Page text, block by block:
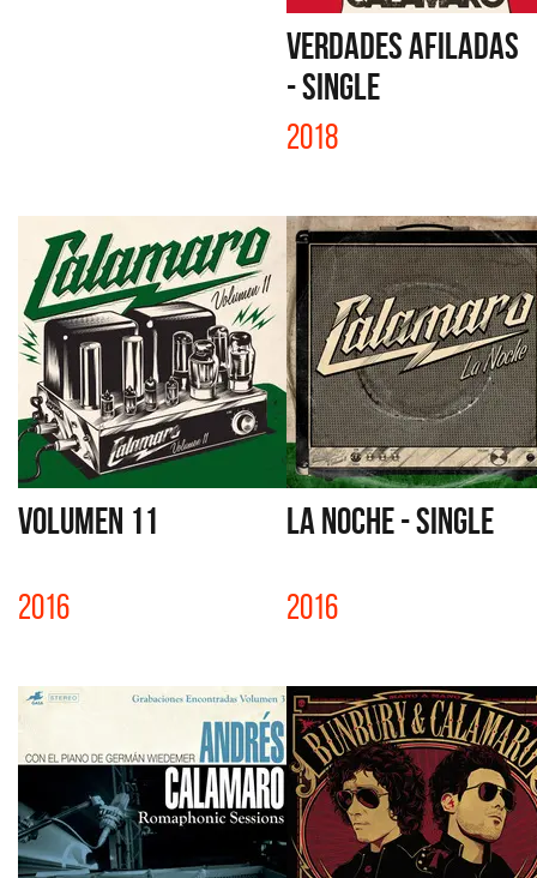
VERDADES AFILADAS
- SINGLE
2018
VOLUMEN 11
2016
LA NOCHE - SINGLE
2016